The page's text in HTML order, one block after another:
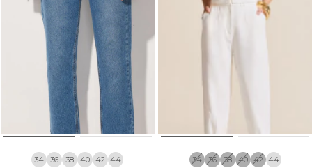
34 36 38 40 42 44 34 36 38 40 42 44